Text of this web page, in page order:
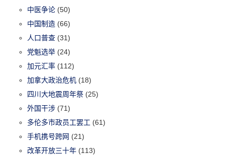
中医争论 (50)
中国制造 (66)
人口普查 (31)
党魁选举 (24)
加元汇率 (112)
加拿大政治危机 (18)
四川大地震周年祭 (25)
外国干涉 (71)
多伦多市政员工罢工 (61)
手机携号跨网 (21)
改革开放三十年 (113)